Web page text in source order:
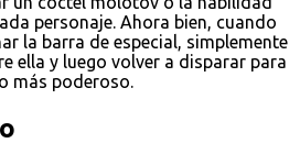
personaje. Ahora bien, cuando
la barra de especial, simplemente
ella y luego volver a disparar para
más poderoso.